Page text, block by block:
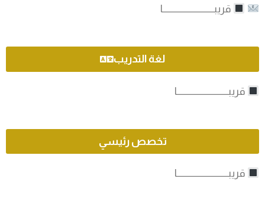
قريبـــــــــــــــــــــــــــــا
لغة التدريب
قريبـــــــــــــــــــــــــــــا
تخصص رئيسي
قريبـــــــــــــــــــــــــــــا